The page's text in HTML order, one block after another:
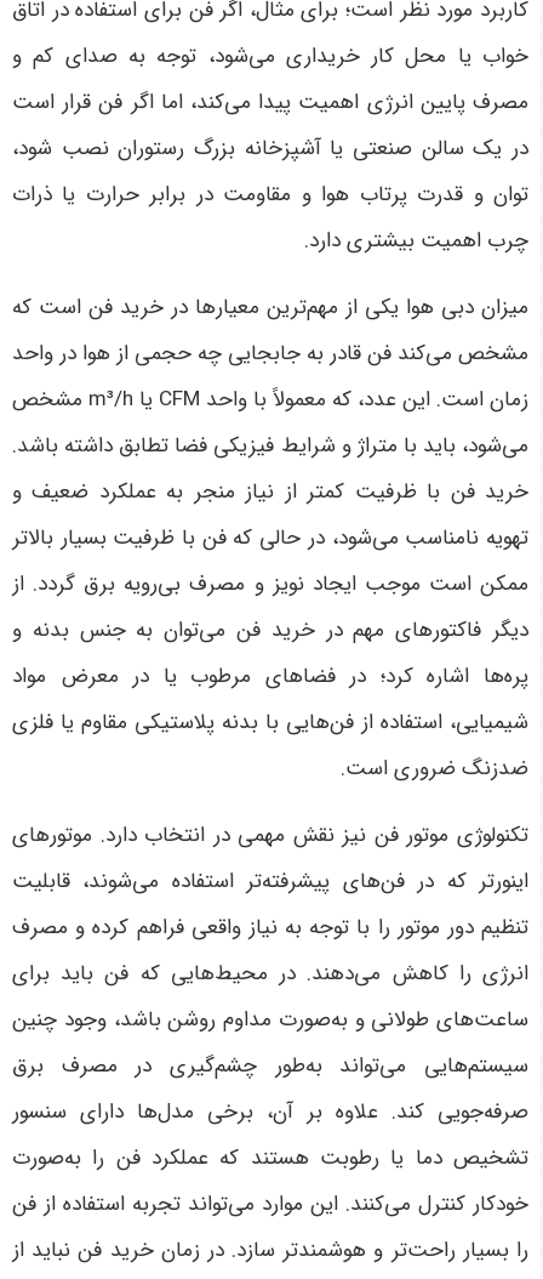
کاربرد مورد نظر است؛ برای مثال، اگر فن برای استفاده در اتاق
خواب یا محل کار خریداری می‌شود، توجه به صدای کم و
مصرف پایین انرژی اهمیت پیدا می‌کند، اما اگر فن قرار است
در یک سالن صنعتی یا آشپزخانه بزرگ رستوران نصب شود،
توان و قدرت پرتاب هوا و مقاومت در برابر حرارت یا ذرات
چرب اهمیت بیشتری دارد.
میزان دبی هوا یکی از مهم‌ترین معیارها در خرید فن است که
مشخص می‌کند فن قادر به جابجایی چه حجمی از هوا در واحد
زمان است. این عدد، که معمولاً با واحد CFM یا m³/h مشخص
می‌شود، باید با متراژ و شرایط فیزیکی فضا تطابق داشته باشد.
خرید فن با ظرفیت کمتر از نیاز منجر به عملکرد ضعیف و
تهویه نامناسب می‌شود، در حالی که فن با ظرفیت بسیار بالاتر
ممکن است موجب ایجاد نویز و مصرف بی‌رویه برق گردد. از
دیگر فاکتورهای مهم در خرید فن می‌توان به جنس بدنه و
پره‌ها اشاره کرد؛ در فضاهای مرطوب یا در معرض مواد
شیمیایی، استفاده از فن‌هایی با بدنه پلاستیکی مقاوم یا فلزی
ضدزنگ ضروری است.
تکنولوژی موتور فن نیز نقش مهمی در انتخاب دارد. موتورهای
اینورتر که در فن‌های پیشرفته‌تر استفاده می‌شوند، قابلیت
تنظیم دور موتور را با توجه به نیاز واقعی فراهم کرده و مصرف
انرژی را کاهش می‌دهند. در محیط‌هایی که فن باید برای
ساعت‌های طولانی و به‌صورت مداوم روشن باشد، وجود چنین
سیستم‌هایی می‌تواند به‌طور چشم‌گیری در مصرف برق
صرفه‌جویی کند. علاوه بر آن، برخی مدل‌ها دارای سنسور
تشخیص دما یا رطوبت هستند که عملکرد فن را به‌صورت
خودکار کنترل می‌کنند. این موارد می‌تواند تجربه استفاده از فن
را بسیار راحت‌تر و هوشمندتر سازد. در زمان خرید فن نباید از